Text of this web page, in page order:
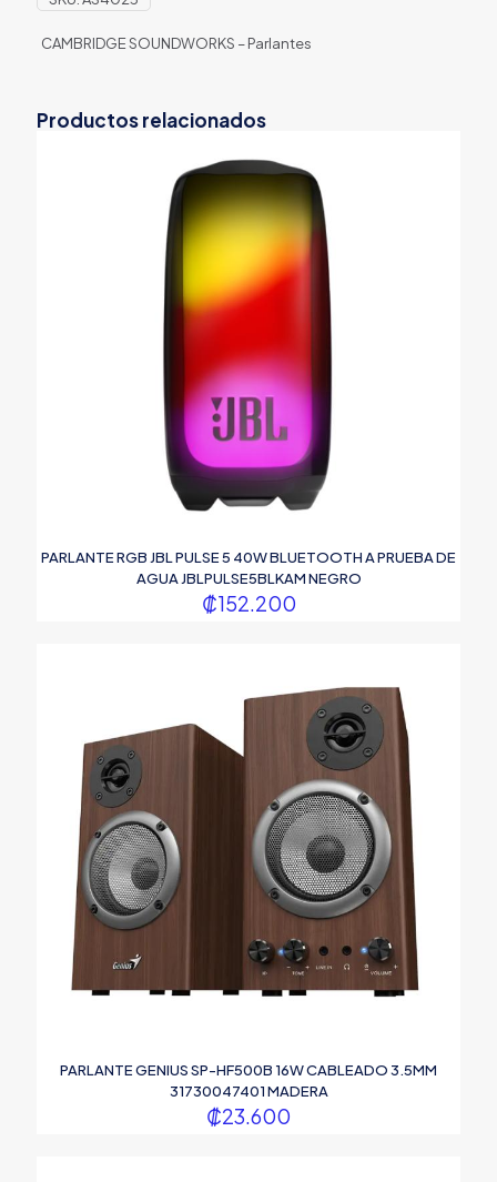
DE
SWOA3BLK3
CAMBRIDGE SOUNDWORKS – Parlantes
Productos relacionados
PARLANTE RGB JBL PULSE 5 40W BLUETOOTH A PRUEBA DE
AGUA JBLPULSE5BLKAM NEGRO
₡152.200
PARLANTE GENIUS SP-HF500B 16W CABLEADO 3.5MM
31730047401 MADERA
₡23.600